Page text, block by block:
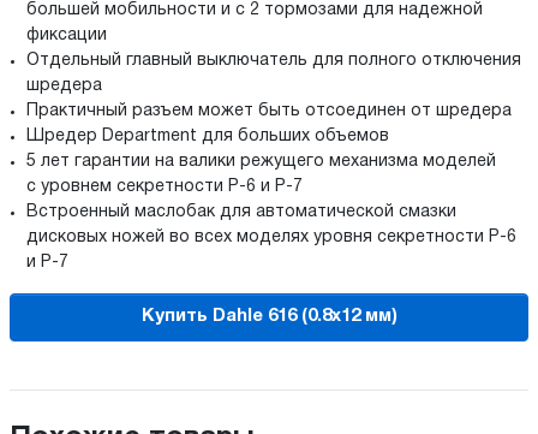
большей мобильности и с 2 тормозами для надежной
фиксации
Отдельный главный выключатель для полного отключения
шредера
Практичный разъем может быть отсоединен от шредера
Шредер Department для больших объемов
5 лет гарантии на валики режущего механизма моделей
с уровнем секретности P-6 и P-7
Встроенный маслобак для автоматической смазки
дисковых ножей во всех моделях уровня секретности Р-6
и Р-7
Купить Dahle 616 (0.8х12 мм)